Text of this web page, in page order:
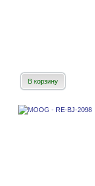
В корзину